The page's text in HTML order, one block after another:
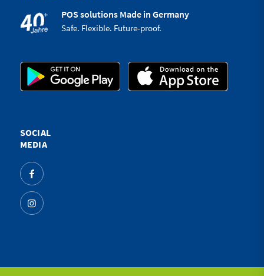
POS solutions Made in Germany
Safe. Flexible. Future-proof.
SOCIAL
MEDIA